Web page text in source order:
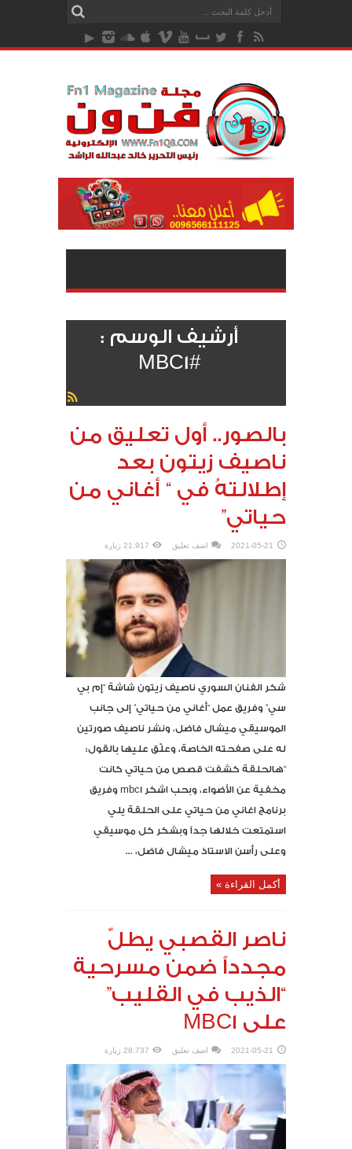
أرشيف الوسم :
#MBC1
بالصور.. أول تعليق من
ناصيف زيتون بعد
إطلالتهُ في “ أغاني من
حياتي”
2021-05-21 اضف تعليق 21,917 زيارة
شكر الفنان السوري ناصيف زيتون شاشة “إم بي
سي” وفريق عمل “أغاني من حياتي” إلى جانب
الموسيقي ميشال فاضل. ونشر ناصيف صورتين
له على صفحته الخاصة، وعلّق عليها بالقول:
“هالحلقة كشفت قصص من حياتي كانت
مخفية عن الأضواء، وبحب اشكر mbc1 وفريق
برنامج اغاني من حياتي على الحلقة يلي
استمتعت خلالها جداً وبشكر كل موسيقي
وعلى رأسن الاستاذ ميشال فاضل، ...
أكمل القراءة »
ناصر القصبي يطلّ
مجدداً ضمن مسرحية
“الذيب في القليب”
على MBC1
2021-05-21 اضف تعليق 28,737 زيارة